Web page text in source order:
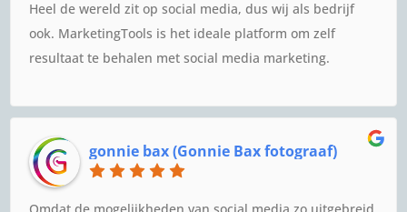
Heel de wereld zit op social media, dus wij als bedrijf
ook. MarketingTools is het ideale platform om zelf
resultaat te behalen met social media marketing.
gonnie bax (Gonnie Bax fotograaf)